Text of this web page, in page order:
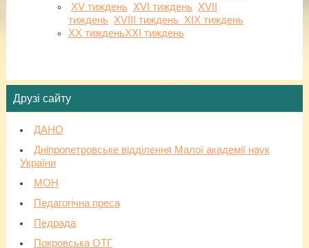
ХV тиждень ХVІ тиждень ХVІІ
тиждень ХVІІІ тиждень ХІХ тиждень
ХХ тижденьХХІ тиждень
Друзі сайту
ДАНО
Дніпропетровське відділення Малої академії наук
України
МОН
Педагогічна преса
Педрада
Покровська ОТГ